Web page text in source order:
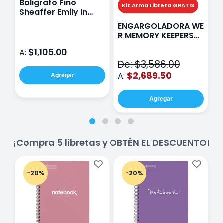
Boligrafo Fino
Sheaffer Emily In
A: $1,105.00
Agregar
Kit Arma Libreta GRATIS
ENGARGOLADORA WE
R MEMORY KEEPERS
De: $3,586.00
A: $2,689.50
Agregar
¡Compra 5 libretas y OBTÉN EL DESCUENTO!
-20% -20%